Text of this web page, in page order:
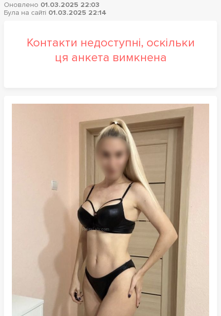
Оновлено 01.03.2025 22:03
Була на сайті 01.03.2025 22:14
Контакти недоступні, оскільки
ця анкета вимкнена